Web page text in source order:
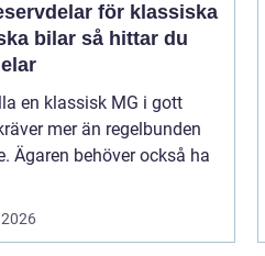
för klassiska
så hittar du
en klassisk MG i gott
mer än regelbunden
Ägaren behöver också ha